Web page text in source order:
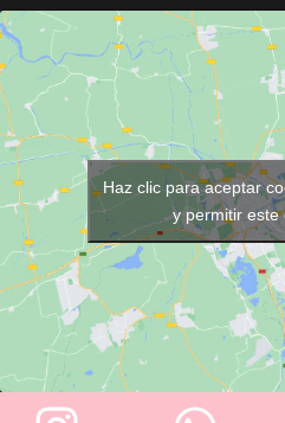
Haz clic para aceptar
y permitir este